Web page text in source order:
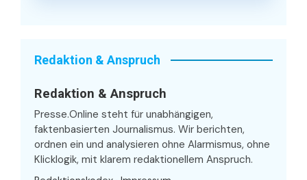
Redaktion & Anspruch
Redaktion & Anspruch
Presse.Online steht für unabhängigen,
faktenbasierten Journalismus. Wir berichten,
ordnen ein und analysieren ohne Alarmismus, ohne
Klicklogik, mit klarem redaktionellem Anspruch.